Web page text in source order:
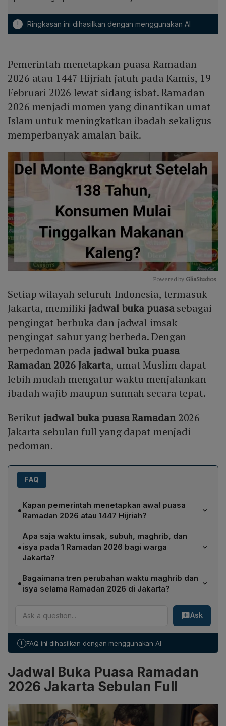
! Ringkasan ini dihasilkan dengan menggunakan AI
Pemerintah menetapkan puasa Ramadan
2026 atau 1447 Hijriah jatuh pada Kamis, 19
Februari 2026 lewat sidang isbat. Ramadan
2026 menjadi momen yang dinantikan umat
Islam untuk meningkatkan ibadah sekaligus
memperbanyak amalan baik.
Mute
Powered by GliaStudios
Setiap wilayah seluruh Indonesia, termasuk
Jakarta, memiliki jadwal buka puasasebagai
pengingat berbuka dan jadwal imsak
pengingat sahur yang berbeda. Dengan
berpedoman pada jadwal buka puasa
Ramadan 2026 Jakarta, umat Muslim dapat
lebih mudah mengatur waktu menjalankan
ibadah wajib maupun sunnah secara tepat.
Berikut jadwal buka puasa Ramadan2026
Jakarta sebulan full yang dapat menjadi
pedoman.
FAQ
•Kapan pemerintah menetapkan awal puasa
Ramadan 2026 atau 1447 Hijriah?
Pemerintah menetapkan bahwa puasa Ramadan 2026
atau 1447 Hijriah dimulai pada hari Kamis, 19 Februari
2026 melalui sidang isbat.
•
Apa saja waktu imsak, subuh, maghrib, dan
isya pada 1 Ramadan 2026 bagi warga
Jakarta?
Pada 1 Ramadan 2026 di Jakarta, waktu imsak adalah
04:31, subuh 04:41, maghrib 18:18, dan isya 19:28.
•Bagaimana tren perubahan waktu maghrib dan
isya selama Ramadan 2026 di Jakarta?
Selama Ramadan 2026, waktu maghrib menurun secara
bertahap dari 18:18 pada 1 Ramadan menjadi 18:07
pada 30 Ramadan. Waktu isya juga berkurang, dari
terakhir, menunjukkan pergeseran kira‑kira satu menit
Ask
! FAQ ini dihasilkan dengan menggunakan AI
Jadwal Buka Puasa Ramadan
2026 Jakarta Sebulan Full